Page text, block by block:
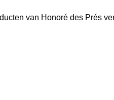
van Honoré des Prés